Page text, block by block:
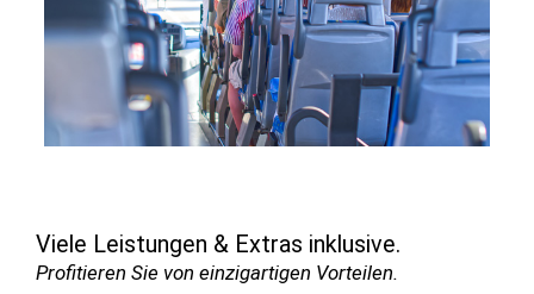
Viele Leistungen & Extras inklusive.
Profitieren Sie von einzigartigen Vorteilen.